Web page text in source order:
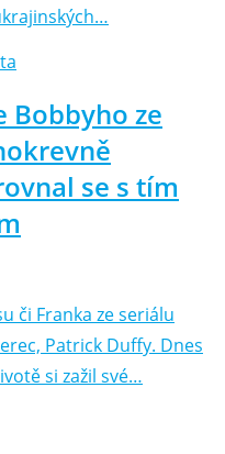
Bobbyho ze
se s tím
či Franka ze seriálu
Patrick Duffy. Dnes
si zažil své…